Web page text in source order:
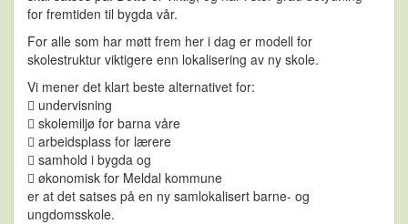
for fremtiden til bygda vår.
For alle som har møtt frem her i dag er modell for
skolestruktur viktigere enn lokalisering av ny skole.
Vi mener det klart beste alternativet for:
 undervisning
 skolemiljø for barna våre
 arbeidsplass for lærere
 samhold i bygda og
 økonomisk for Meldal kommune
er at det satses på en ny samlokalisert barne- og
ungdomsskole.